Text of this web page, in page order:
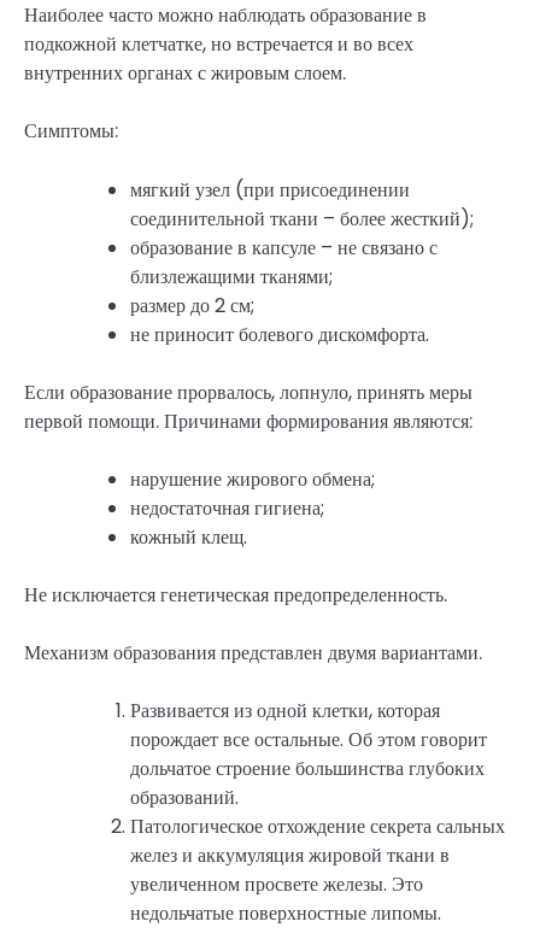
Наиболее часто можно наблюдать образование в
подкожной клетчатке, но встречается и во всех
внутренних органах с жировым слоем.
Симптомы:
мягкий узел (при присоединении
соединительной ткани – более жесткий);
образование в капсуле – не связано с
близлежащими тканями;
размер до 2 см;
не приносит болевого дискомфорта.
Если образование прорвалось, лопнуло, принять меры
первой помощи. Причинами формирования являются:
нарушение жирового обмена;
недостаточная гигиена;
кожный клещ.
Не исключается генетическая предопределенность.
Механизм образования представлен двумя вариантами.
Развивается из одной клетки, которая
порождает все остальные. Об этом говорит
дольчатое строение большинства глубоких
образований.
Патологическое отхождение секрета сальных
желез и аккумуляция жировой ткани в
увеличенном просвете железы. Это
недольчатые поверхностные липомы.